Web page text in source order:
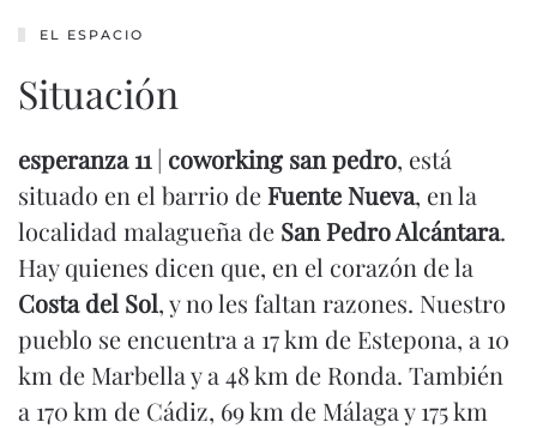
EL ESPACIO
Situación
esperanza 11| coworking san pedro, está
situado en el barrio deFuente Nueva, en la
localidad malagueña de San Pedro Alcántara.
Hay quienes dicen que, en el corazón de la
Costa del Sol, y no les faltan razones. Nuestro
pueblo se encuentra a 17 km de Estepona, a 10
km de Marbella y a 48 km de Ronda. También
a 170 km de Cádiz, 69 km de Málaga y 175 km